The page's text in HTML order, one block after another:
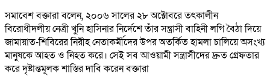
সমাবেশ বক্তারা বলেন, ২০০৬ সালের ২৮ অক্টোবরে তৎকালীন
বিরোধীদলীয় নেত্রী খুনি হাসিনার নির্দেশে তাঁর সন্ত্রাসী বাহিনী লগি বৈঠা দিয়ে
জামায়াত-শিবিরের নিরীহ নেতাকর্মীদের উপর অতর্কিত হামলা চালিয়ে অসংখ্য
মানুষকে আহত ও নিহত করে। সেই সব আওয়ামী সন্ত্রাসীদের দ্রুত গ্রেফতার
করে দৃষ্টান্তমূলক শাস্তির দাবি করেন বক্তারা